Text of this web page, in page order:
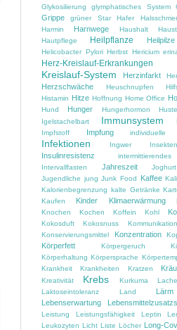
Glykosilierung
glymphatisches System
Grippe grüner Star Hafer
Harmin
Harnwege Haushalt
Hautpflege Heilpflanze Heilpilze
Helicobacter Pylori Herbst Hericium
Herz-Kreislauf-Erkrankungen
Kreislauf-System
Herzinfarkt
Herzschwäche Heuschnupfen
Histamin Hitze Hoffnung Home Office
Hund
Hunger Hungerhormon
Igelstachelbart
Immunsystem
Impfstoff
Impfung individuelle
Infektionen Ingwer Insekten
Insulinresistenz
Intervallfasten
Jahreszeit Joghurt
Jugendliche jung Junk Food Kaffee
Kalorienbegrenzung kalte Getränke
Kaufen
Kinder Klimaerwärmung
Knochen
Kochen Koffein Kohl
Kokosduft Kokosnuss Kommunikation
Konservierungsmittel
Konzentration
Körperfett Körpergeruch
Körperhaltung Körpersprache
Krankheit
Krankheiten Kratzen
Kreativität
Krebs Kurkuma
Laktoseintoleranz
Land Lärm
Lebenserwartung
Leistung
Leistungsfähigkeit Leptin
Leukozyten Licht Liste Löcher Long-